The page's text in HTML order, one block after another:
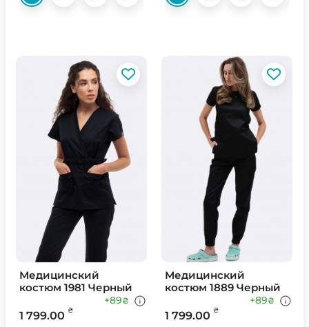
Медицинский
костюм 1981 Черный
1 799.00 ₴
+89₴
Медицинский
костюм 1889 Черный
1 799.00 ₴
+89₴